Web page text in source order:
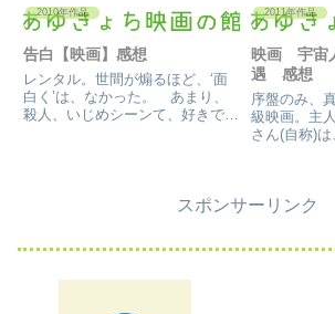
ロインは、
冒頭、オー
かう格好へ
スタァライ
う。
2010年作品
告白【映画】感想
レンタル。世間が煽るほど、‘面
白く’は、なかった。 あまり、
殺人、いじめシーンて、好きでは
勧めて、DVDまで買おうとか、...
2011年作品
映画 宇宙
遇 感想
序盤のみ、
級映画。主
さん(自称)
マックスに
スポンサーリンク